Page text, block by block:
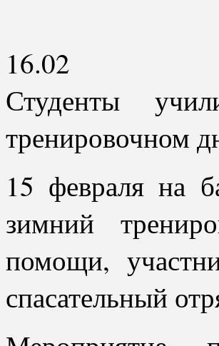
16.02
Студенты
тренировочном
15 февраля на
зимний
помощи,
спасательный